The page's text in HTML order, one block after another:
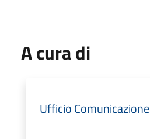
A cura di
Ufficio Comunicazione